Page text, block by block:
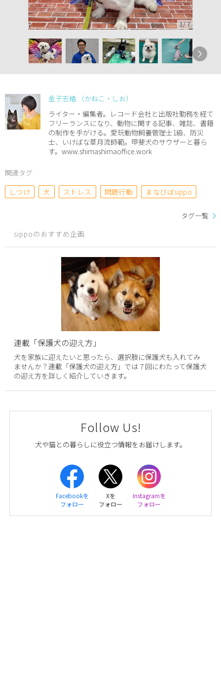
1/7
金子志緒 （かねこ・しお）
ライター・編集者。レコード会社と出版社勤務を経て
フリーランスになり、動物に関する記事、雑誌、書籍
の制作を手がける。愛玩動物飼養管理士1級、防災
士、いけばな草月流師範。甲斐犬のサウザーと暮ら
す。www.shimashimaoffice.work
関連タグ
しつけ
犬 ストレス 問題行動 まなびばsippo
タグ一覧
sippoのおすすめ企画
連載「保護犬の迎え方」
犬を家族に迎えたいと思ったら、選択肢に保護犬も入れてみ
ませんか？連載「保護犬の迎え方」では７回にわたって保護犬
の迎え方を詳しく紹介していきます。
Follow Us!
犬や猫との暮らしに役立つ情報をお届けします。
Facebookを
フォロー
Xを
フォロー
Instagramを
フォロー